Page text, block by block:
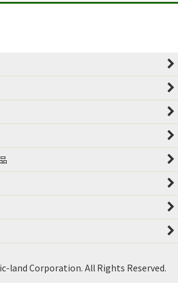
資材
land Corporation. All Rights Reserved.